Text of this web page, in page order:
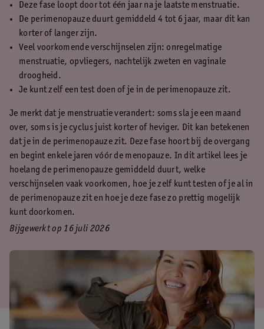
Deze fase loopt door tot één jaar na je laatste menstruatie.
De perimenopauze duurt gemiddeld 4 tot 6 jaar, maar dit kan
korter of langer zijn.
Veel voorkomende verschijnselen zijn: onregelmatige
menstruatie, opvliegers, nachtelijk zweten en vaginale
droogheid.
Je kunt zelf een test doen of je in de perimenopauze zit.
Je merkt dat je menstruatie verandert: soms sla je een maand
over, soms is je cyclus juist korter of heviger. Dit kan betekenen
dat je in de perimenopauze zit. Deze fase hoort bij de overgang
en begint enkele jaren vóór de menopauze. In dit artikel lees je
hoelang de perimenopauze gemiddeld duurt, welke
verschijnselen vaak voorkomen, hoe je zelf kunt testen of je al in
de perimenopauze zit en hoe je deze fase zo prettig mogelijk
kunt doorkomen.
Bijgewerkt op 16 juli 2026